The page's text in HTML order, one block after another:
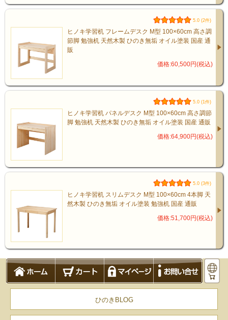
5.0 (2件)
ヒノキ学習机 フレームデスク M型 100×60cm 高さ調
節脚 勉強机 天然木製 ひのき無垢 オイル塗装 国産 通
販
価格:60,500円(税込)
5.0 (1件)
ヒノキ学習机 パネルデスク M型 100×60cm 高さ調節
脚 勉強机 天然木製 ひのき無垢 オイル塗装 国産 通販
価格:64,900円(税込)
5.0 (3件)
ヒノキ学習机 スリムデスク M型 100×60cm 4本脚 天
然木製 ひのき無垢 オイル塗装 勉強机 国産 通販
価格:51,700円(税込)
ひのきBLOG